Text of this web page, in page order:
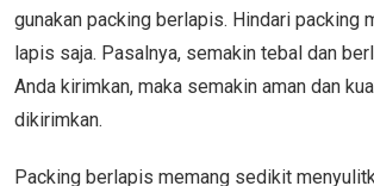
gunakan packing berlapis. Hindari packing
lapis saja. Pasalnya, semakin tebal dan
Anda kirimkan, maka semakin aman dan
dikirimkan.
Packing berlapis memang sedikit